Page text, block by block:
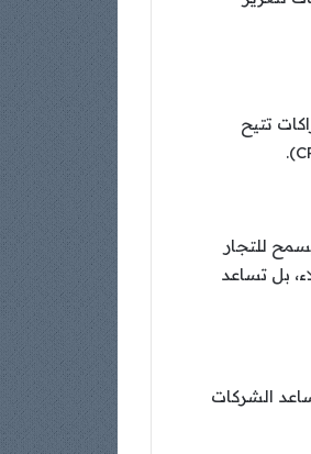
تتيح
للتجار
بل تساعد
تساعد الشركات